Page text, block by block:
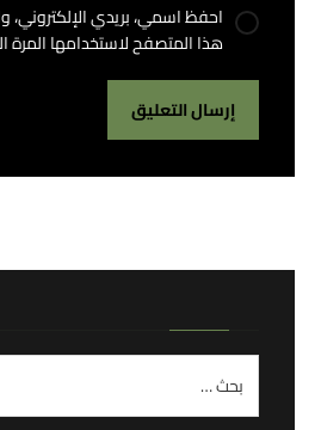
احفظ اسمي، بريدي الإلكتروني،
هذا المتصفح لاستخدامها المرة